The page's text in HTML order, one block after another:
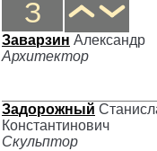
З
Заварзин Александр
Архитектор
Задорожный
Константинович
Скульптор